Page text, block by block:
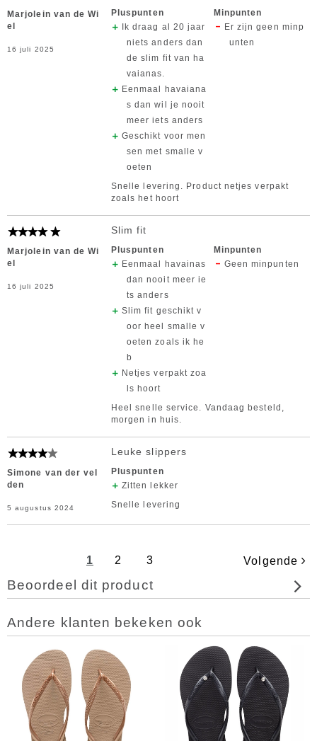
Marjolein van de Wi
el
16 juli 2025
Pluspunten
Ik draag al 20 jaar
niets anders dan
de slim fit van ha
vaianas.
Eenmaal havaiana
s dan wil je nooit
meer iets anders
Geschikt voor men
sen met smalle v
oeten
Minpunten
Er zijn geen minp
unten
Snelle levering. Product netjes verpakt
zoals het hoort
Marjolein van de Wi
el
16 juli 2025
Slim fit
Pluspunten
Eenmaal havainas
dan nooit meer ie
ts anders
Slim fit geschikt v
oor heel smalle v
oeten zoals ik he
b
Netjes verpakt zoa
ls hoort
Minpunten
Geen minpunten
Heel snelle service. Vandaag besteld,
morgen in huis.
Simone van der vel
den
5 augustus 2024
Leuke slippers
Pluspunten
Zitten lekker
Snelle levering
1 2 3 Volgende
Beoordeel dit product
Andere klanten bekeken ook